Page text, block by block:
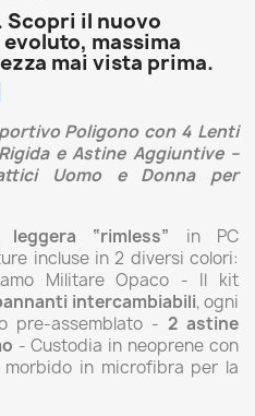
il nuovo
massima
mai vista prima.
Poligono con 4 Lenti
e Astine Aggiuntive –
Uomo e Donna per
leggera “rimless”
in PC
incluse in 2 diversi colori:
Militare Opaco - Il kit
intercambiabili, ogni
pre-assemblato - 2 astine
- Custodia in neoprene con
in microfibra per la